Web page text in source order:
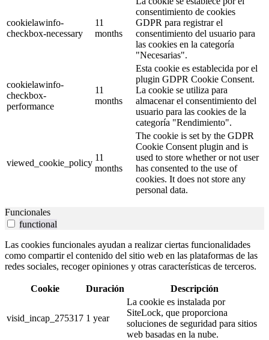
cookielawinfo-
checkbox-necessary
11
months
consentimiento de cookies
GDPR para registrar el
consentimiento del usuario para
las cookies en la categoría
"Necesarias".
cookielawinfo-
checkbox-
performance
11
months
Esta cookie es establecida por el
plugin GDPR Cookie Consent.
La cookie se utiliza para
almacenar el consentimiento del
usuario para las cookies de la
categoría "Rendimiento".
viewed_cookie_policy
11
months
The cookie is set by the GDPR
Cookie Consent plugin and is
used to store whether or not user
has consented to the use of
cookies. It does not store any
personal data.
Funcionales
functional
Las cookies funcionales ayudan a realizar ciertas funcionalidades
como compartir el contenido del sitio web en las plataformas de las
redes sociales, recoger opiniones y otras características de terceros.
Cookie Duración Descripción
visid_incap_275317 1 year
La cookie es instalada por
SiteLock, que proporciona
soluciones de seguridad para sitios
web basadas en la nube.